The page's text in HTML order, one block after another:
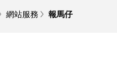
網站服務 報馬仔